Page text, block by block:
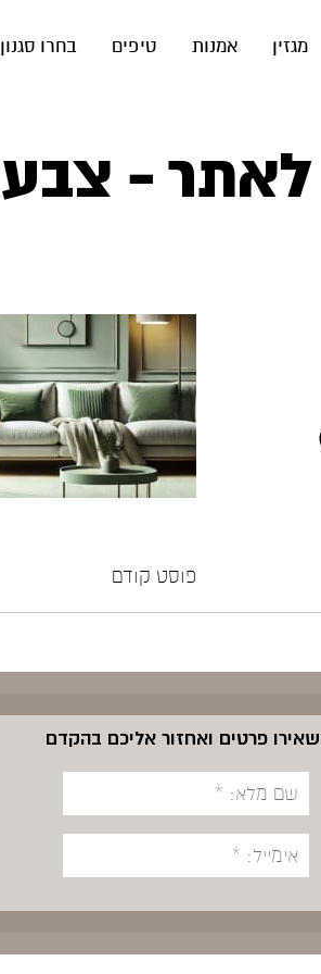
מגזין אמנות טיפים
בחרו סגנון
פוסט קודם
פרטים ואחזור אליכם בהקדם